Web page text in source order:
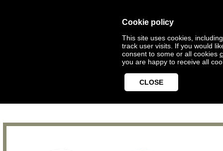
Cookie policy
This site uses cookies,
track user visits. If you would
consent to some or all cookies
you are happy to receive all
CLOSE